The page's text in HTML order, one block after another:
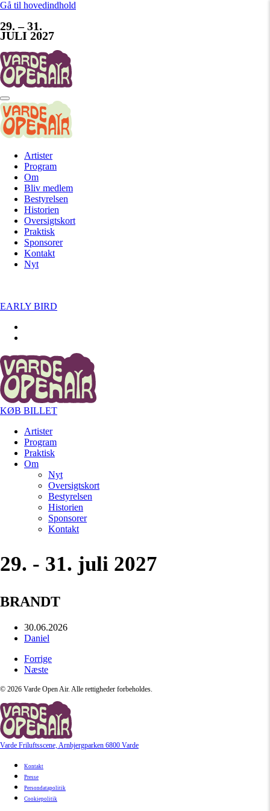
Gå til hovedindhold
29. – 31.
JULI 2027
Artister
Program
Om
Bliv medlem
Bestyrelsen
Historien
Oversigtskort
Praktisk
Sponsorer
Kontakt
Nyt
EARLY BIRD
KØB BILLET
Artister
Program
Praktisk
Om
Nyt
Oversigtskort
Bestyrelsen
Historien
Sponsorer
Kontakt
29. - 31. juli 2027
BRANDT
30.06.2026
Daniel
Forrige
Næste
© 2026 Varde Open Air. Alle rettigheder forbeholdes.
Varde Friluftsscene, Arnbjergparken 6800 Varde
Kontakt
Presse
Persondatapolitik
Cookiepolitik